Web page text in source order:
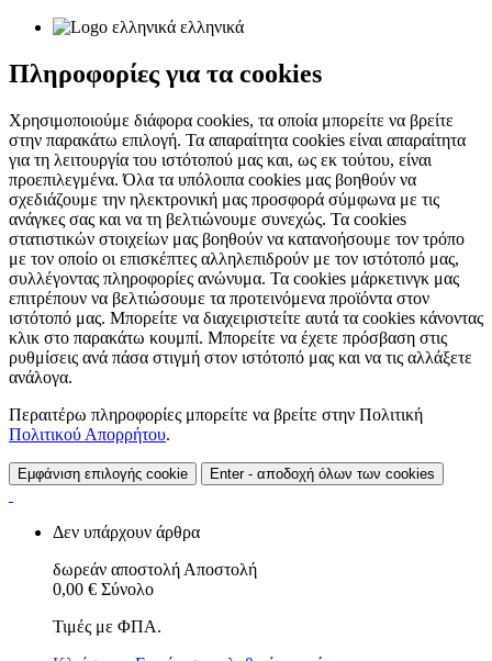
ελληνικά
Πληροφορίες για τα cookies
Χρησιμοποιούμε διάφορα cookies, τα οποία μπορείτε να βρείτε
στην παρακάτω επιλογή. Τα απαραίτητα cookies είναι απαραίτητα
για τη λειτουργία του ιστότοπού μας και, ως εκ τούτου, είναι
προεπιλεγμένα. Όλα τα υπόλοιπα cookies μας βοηθούν να
σχεδιάζουμε την ηλεκτρονική μας προσφορά σύμφωνα με τις
ανάγκες σας και να τη βελτιώνουμε συνεχώς. Τα cookies
στατιστικών στοιχείων μας βοηθούν να κατανοήσουμε τον τρόπο
με τον οποίο οι επισκέπτες αλληλεπιδρούν με τον ιστότοπό μας,
συλλέγοντας πληροφορίες ανώνυμα. Τα cookies μάρκετινγκ μας
επιτρέπουν να βελτιώσουμε τα προτεινόμενα προϊόντα στον
ιστότοπό μας. Μπορείτε να διαχειριστείτε αυτά τα cookies κάνοντας
κλικ στο παρακάτω κουμπί. Μπορείτε να έχετε πρόσβαση στις
ρυθμίσεις ανά πάσα στιγμή στον ιστότοπό μας και να τις αλλάξετε
ανάλογα.
Περαιτέρω πληροφορίες μπορείτε να βρείτε στην Πολιτική
Πολιτικού Απορρήτου.
Εμφάνιση επιλογής cookie Enter - αποδοχή όλων των cookies
Δεν υπάρχουν άρθρα
δωρεάν αποστολή Αποστολή
0,00 € Σύνολο
Τιμές με ΦΠΑ.